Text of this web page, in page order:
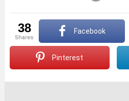
38
shares
Facebook
Pinterest